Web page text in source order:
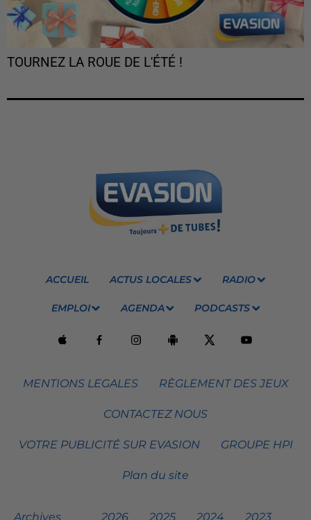
TOURNEZ LA ROUE DE L'ÉTÉ !
ACCUEIL ACTUS LOCALES RADIO
EMPLOI AGENDA PODCASTS
MENTIONS LEGALES RÈGLEMENT DES JEUX
CONTACTEZ NOUS
VOTRE PUBLICITÉ SUR EVASION GROUPE HPI
Plan du site
Archives 2026 2025 2024 2023